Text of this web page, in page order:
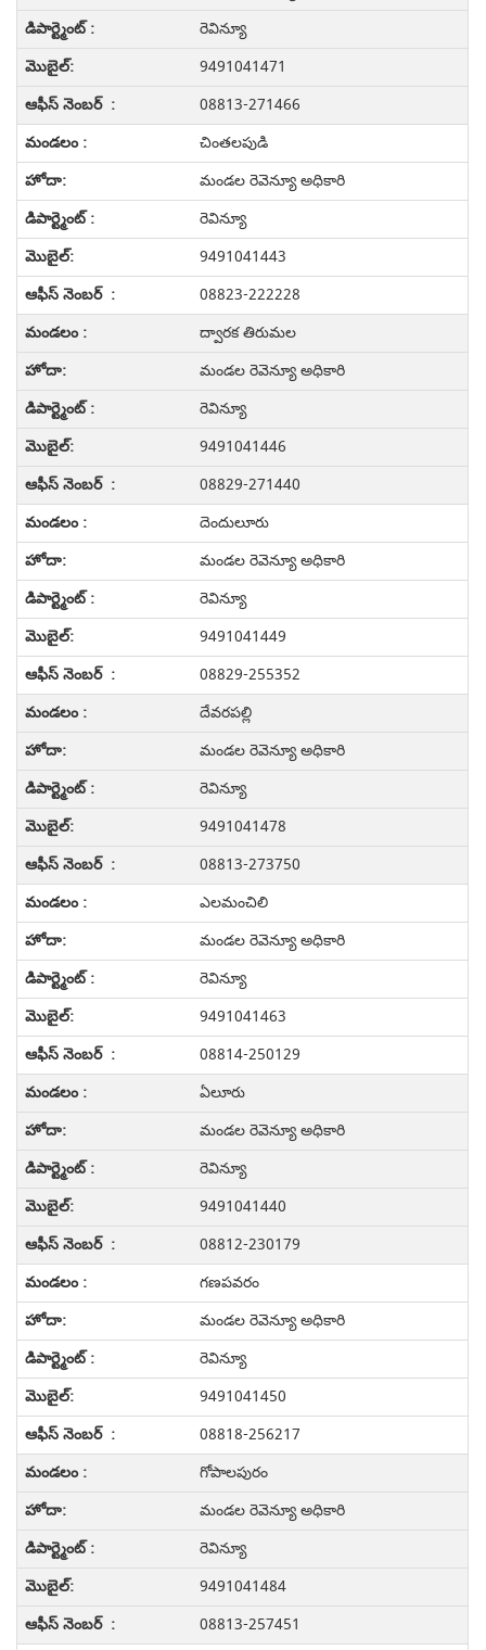
రెవిన్యూ
9491041471
08813-271466
చింతలపుడి
మండల రెవెన్యూ అధికారి
రెవిన్యూ
9491041443
08823-222228
ద్వారక తిరుమల
మండల రెవెన్యూ అధికారి
రెవిన్యూ
9491041446
08829-271440
దెందులూరు
మండల రెవెన్యూ అధికారి
రెవిన్యూ
9491041449
08829-255352
దేవరపల్లి
మండల రెవెన్యూ అధికారి
రెవిన్యూ
9491041478
08813-273750
ఎలమంచిలి
మండల రెవెన్యూ అధికారి
రెవిన్యూ
9491041463
08814-250129
ఏలూరు
మండల రెవెన్యూ అధికారి
రెవిన్యూ
9491041440
08812-230179
గణపవరం
మండల రెవెన్యూ అధికారి
రెవిన్యూ
9491041450
08818-256217
గోపాలపురం
మండల రెవెన్యూ అధికారి
రెవిన్యూ
9491041484
08813-257451